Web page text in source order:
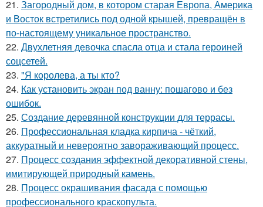
21. Загородный дом, в котором старая Европа, Америка
и Восток встретились под одной крышей, превращён в
по-настоящему уникальное пространство.
22. Двухлетняя девочка спасла отца и стала героиней
соцсетей.
23. "Я королева, а ты кто?
24. Как установить экран под ванну: пошагово и без
ошибок.
25. Создание деревянной конструкции для террасы.
26. Профессиональная кладка кирпича - чёткий,
аккуратный и невероятно завораживающий процесс.
27. Процесс создания эффектной декоративной стены,
имитирующей природный камень.
28. Процесс окрашивания фасада с помощью
профессионального краскопульта.